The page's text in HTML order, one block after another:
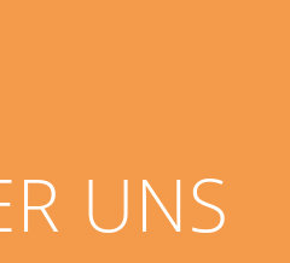
UNS